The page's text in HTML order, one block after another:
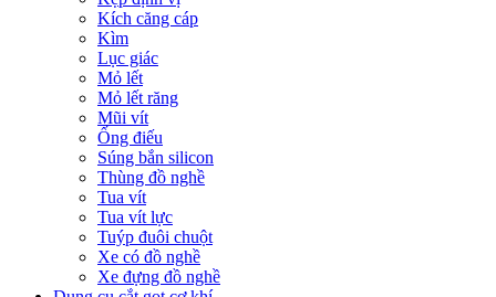
Kích căng cáp
Kìm
Lục giác
Mỏ lết
Mỏ lết răng
Mũi vít
Ống điếu
Súng bắn silicon
Thùng đồ nghề
Tua vít
Tua vít lực
Tuýp đuôi chuột
Xe có đồ nghề
Xe đựng đồ nghề